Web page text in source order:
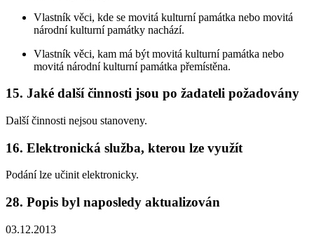
Vlastník věci, kde se movitá kulturní památka nebo movitá
národní kulturní památky nachází.
Vlastník věci, kam má být movitá kulturní památka nebo
movitá národní kulturní památka přemístěna.
15. Jaké další činnosti jsou po žadateli požadovány
Další činnosti nejsou stanoveny.
16. Elektronická služba, kterou lze využít
Podání lze učinit elektronicky.
28. Popis byl naposledy aktualizován
03.12.2013